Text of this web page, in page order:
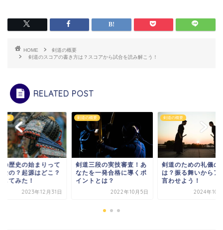
HOME
剣道の概要
剣道のスコアの書き方は？スコアから試合を読み解こう！
RELATED POST
概要
の歴史の始まりって
なの？起源はどこ？
してみた！
2023年12月31日
剣道の概要
剣道三段の実技審査！あ
なたを一発合格に導くポ
イントとは？
2022年10月5日
剣道の概要
剣道のための礼儀の
は？振る舞いからア
言わせよう！
2024年10